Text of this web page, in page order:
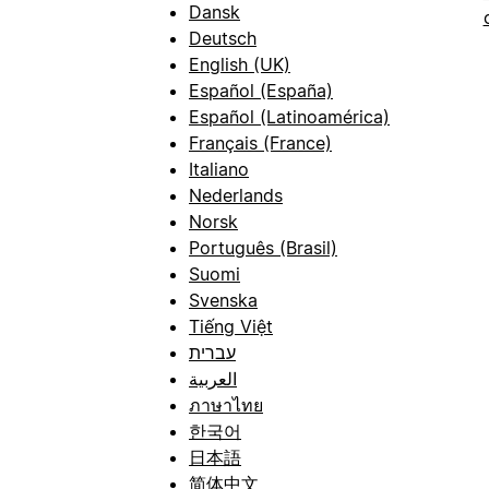
Dansk
Deutsch
English (UK)
Español (España)
Español (Latinoamérica)
Français (France)
Italiano
Nederlands
Norsk
Português (Brasil)
Suomi
Svenska
Tiếng Việt
עברית
العربية
ภาษาไทย
한국어
日本語
简体中文